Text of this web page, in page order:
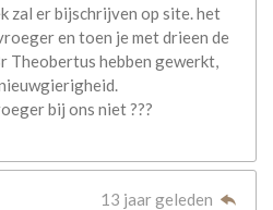
zal er bijschrijven op site. het
en toen je met drieen de
Theobertus hebben gewerkt,
bij ons niet ???
13 jaar geleden